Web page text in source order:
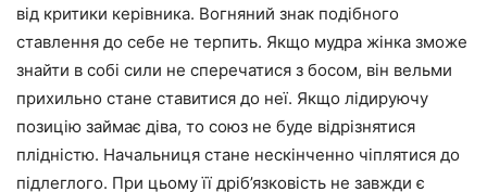
від критики керівника. Вогняний знак подібного
ставлення до себе не терпить. Якщо мудра жінка зможе
знайти в собі сили не сперечатися з босом, він вельми
прихильно стане ставитися до неї. Якщо лідируючу
позицію займає діва, то союз не буде відрізнятися
плідністю. Начальниця стане нескінченно чіплятися до
підлеглого. При цьому її дріб’язковість не завжди є